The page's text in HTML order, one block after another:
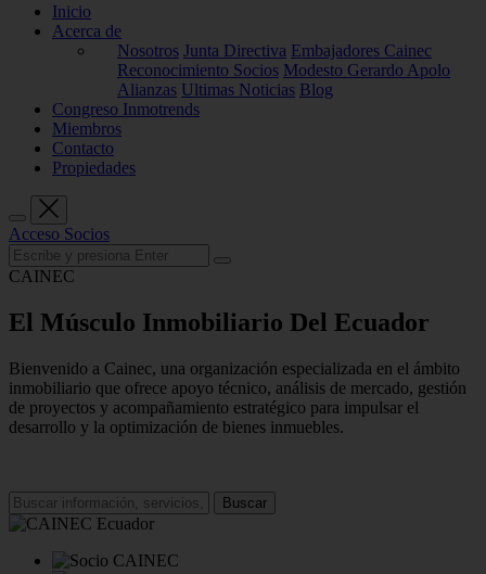
Inicio
Acerca de
Nosotros Junta Directiva Embajadores Cainec
Reconocimiento Socios Modesto Gerardo Apolo
Alianzas Ultimas Noticias Blog
Congreso Inmotrends
Miembros
Contacto
Propiedades
Acceso Socios
CAINEC
El Músculo Inmobiliario Del Ecuador
Bienvenido a Cainec, una organización especializada en el ámbito
inmobiliario que ofrece apoyo técnico, análisis de mercado, gestión
de proyectos y acompañamiento estratégico para impulsar el
desarrollo y la optimización de bienes inmuebles.
Buscar